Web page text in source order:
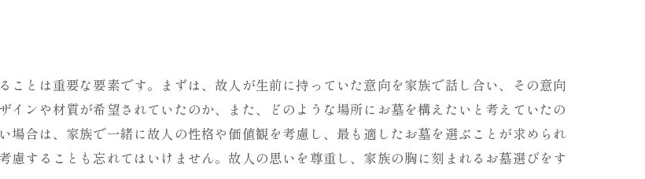
や景観に関する法律の理解
や費用に関する法的な留意点
相談が必要な場合の相談先
ことは重要な要素です。まずは、故人が生前に持っていた意向を家族で話し合い、その意向
インや材質が希望されていたのか、また、どのような場所にお墓を構えたいと考えていたの
場合は、家族で一緒に故人の性格や価値観を考慮し、最も適したお墓を選ぶことが求められ
慮することも忘れてはいけません。故人の思いを尊重し、家族の胸に刻まれるお墓選びをす